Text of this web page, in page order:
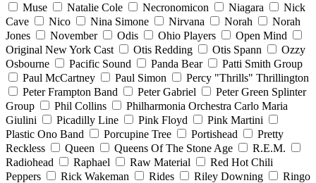
Muse
Natalie Cole Necronomicon Niagara
Nick
Cave
Nico Nina Simone Nirvana Norah
Norah
Jones
November Odis Ohio Players
Open Mind
Original New York Cast
Otis Redding Otis Spann
Ozzy
Osbourne
Pacific Sound Panda Bear
Patti Smith Group
Paul McCartney
Paul Simon
Percy "Thrills" Thrillington
Peter Frampton Band
Peter Gabriel
Peter Green Splinter
Group
Phil Collins
Philharmonia Orchestra Carlo Maria
Giulini
Picadilly Line Pink Floyd
Pink Martini
Plastic Ono Band
Porcupine Tree Portishead
Pretty
Reckless
Queen Queens Of The Stone Age
R.E.M.
Radiohead
Raphael Raw Material
Red Hot Chili
Peppers
Rick Wakeman Rides Riley Downing
Ringo